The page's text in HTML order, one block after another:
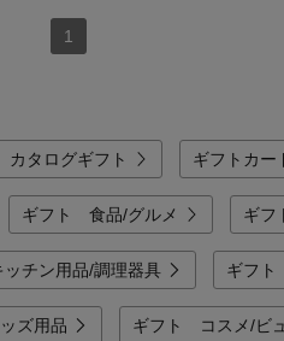
1
カタログギフト ギフトカー
ギフト 食品/グルメ ギフ
チン用品/調理器具 ギフト
ズ用品 ギフト コスメ/ビ